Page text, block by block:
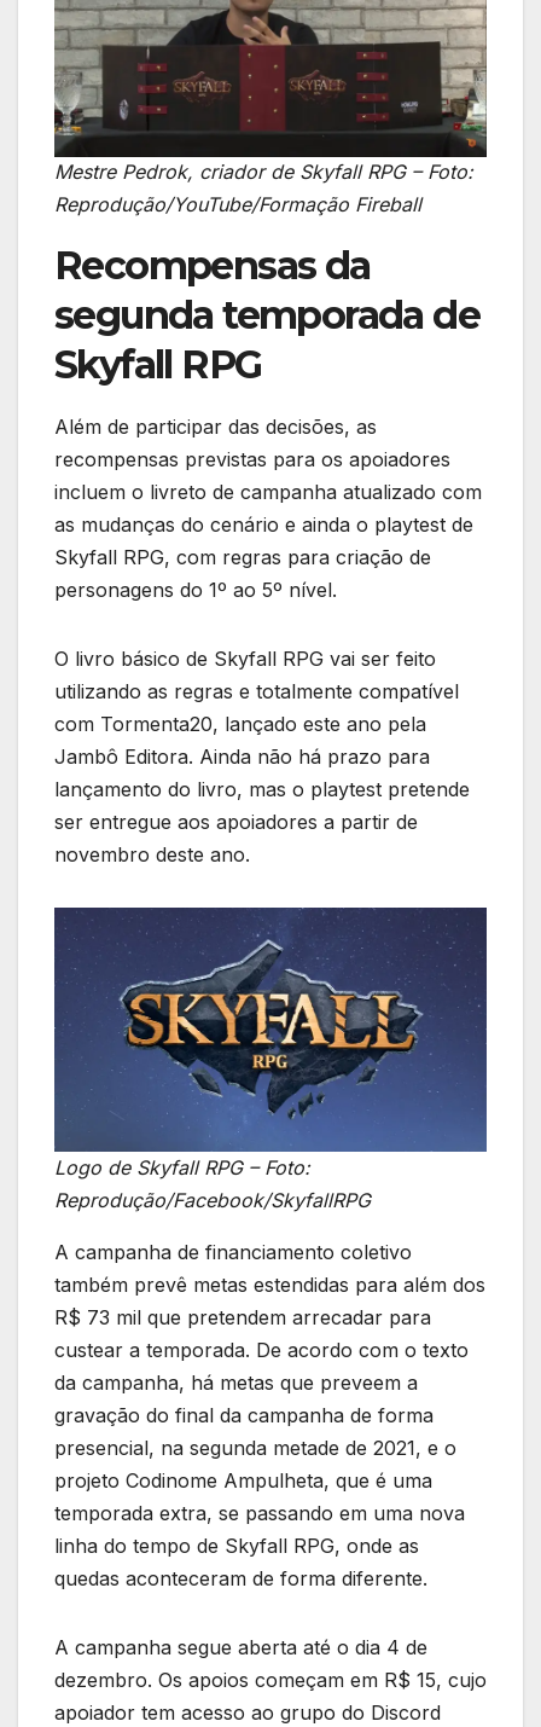
Mestre Pedrok, criador de Skyfall RPG – Foto:
Reprodução/YouTube/Formação Fireball
Recompensas da
segunda temporada de
Skyfall RPG
Além de participar das decisões, as
recompensas previstas para os apoiadores
incluem o livreto de campanha atualizado com
as mudanças do cenário e ainda o playtest de
Skyfall RPG, com regras para criação de
personagens do 1º ao 5º nível.
O livro básico de Skyfall RPG vai ser feito
utilizando as regras e totalmente compatível
com Tormenta20, lançado este ano pela
Jambô Editora. Ainda não há prazo para
lançamento do livro, mas o playtest pretende
ser entregue aos apoiadores a partir de
novembro deste ano.
Logo de Skyfall RPG – Foto:
Reprodução/Facebook/SkyfallRPG
A campanha de financiamento coletivo
também prevê metas estendidas para além dos
R$ 73 mil que pretendem arrecadar para
custear a temporada. De acordo com o texto
da campanha, há metas que preveem a
gravação do final da campanha de forma
presencial, na segunda metade de 2021, e o
projeto Codinome Ampulheta, que é uma
temporada extra, se passando em uma nova
linha do tempo de Skyfall RPG, onde as
quedas aconteceram de forma diferente.
A campanha segue aberta até o dia 4 de
dezembro. Os apoios começam em R$ 15, cujo
apoiador tem acesso ao grupo do Discord